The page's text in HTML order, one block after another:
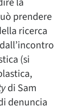
prendere
ricerca
(si
di Sam
denuncia